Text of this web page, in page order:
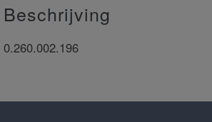
Beschrijving
0.260.002.196